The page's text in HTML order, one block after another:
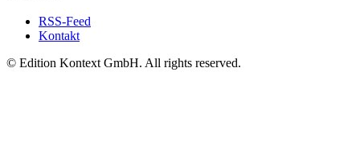
RSS-Feed
Kontakt
© Edition Kontext GmbH. All rights reserved.